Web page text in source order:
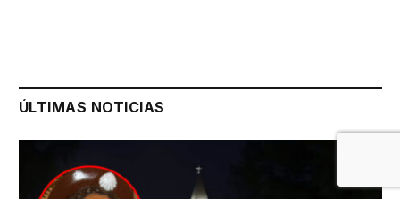
ÚLTIMAS NOTICIAS